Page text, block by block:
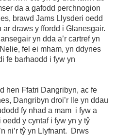
da a gafodd perchnogion
brawd Jams Llysderi oedd
draws y ffordd i Glanesgair.
yn dda a’r cartref yn
fel ei mham, yn ddynes
fe barhaodd i fyw yn
hen Ffatri Dangribyn, ac fe
Dangribyn droi’r lle yn ddau
fy nhad a mam i fyw a
y cyntaf i fyw yn y tŷ
ni’r tŷ yn Llyfnant. Drws